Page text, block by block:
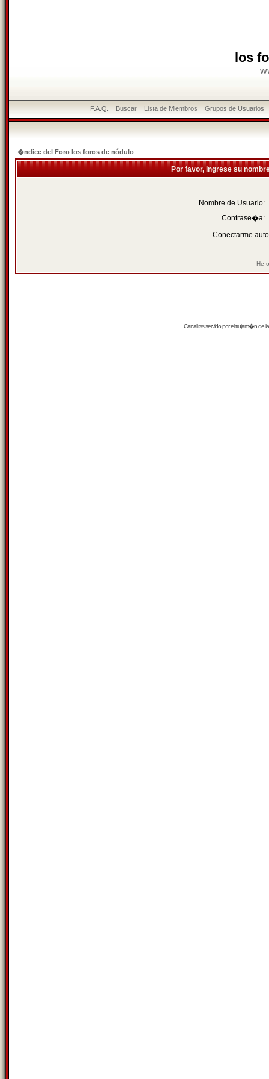
los
F.A.Q. Buscar Lista de Miembros Grupos de Usuarios
�ndice del Foro los foros de nódulo
Por favor, ingrese su
Nombre de Usuario:
Contrase�a:
Conectarme
He
Canalrssservido por eltrujam�nde